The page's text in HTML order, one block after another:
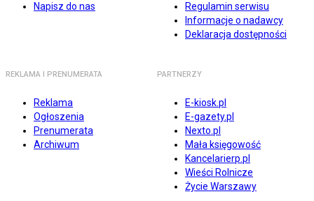
Napisz do nas
Regulamin serwisu
Informacje o nadawcy
Deklaracja dostępności
REKLAMA I PRENUMERATA
Reklama
Ogłoszenia
Prenumerata
Archiwum
PARTNERZY
E-kiosk.pl
E-gazety.pl
Nexto.pl
Mała księgowość
Kancelarierp.pl
Wieści Rolnicze
Życie Warszawy